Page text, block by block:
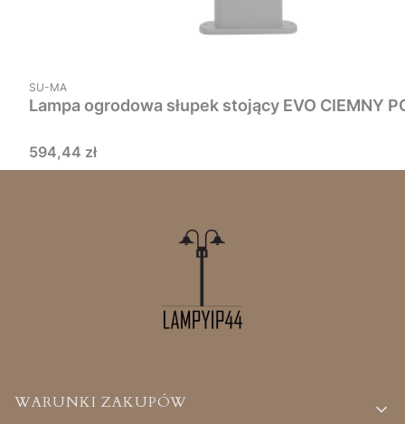
PRODUCENT
SU-MA
Lampa ogrodowa słupek stojący EVO CIEMNY
Cena
594,44 zł
Linki w stopce
WARUNKI ZAKUPÓW